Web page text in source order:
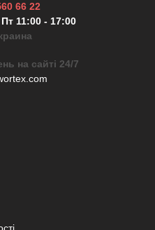
66 22
11:00 - 17:00
на сайті 24/7